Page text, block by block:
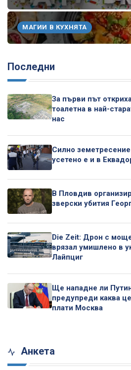
МАГИИ В КУХНЯТА
Последни
За първи път
тоалетна в най-
нас
Силно
усетено е и в
В Пловдив
зверски убития
Die Zeit: Дрон с
врязал умишлено в
Лайпциг
Ще нападне ли
предупреди каква
плати Москва
Анкета